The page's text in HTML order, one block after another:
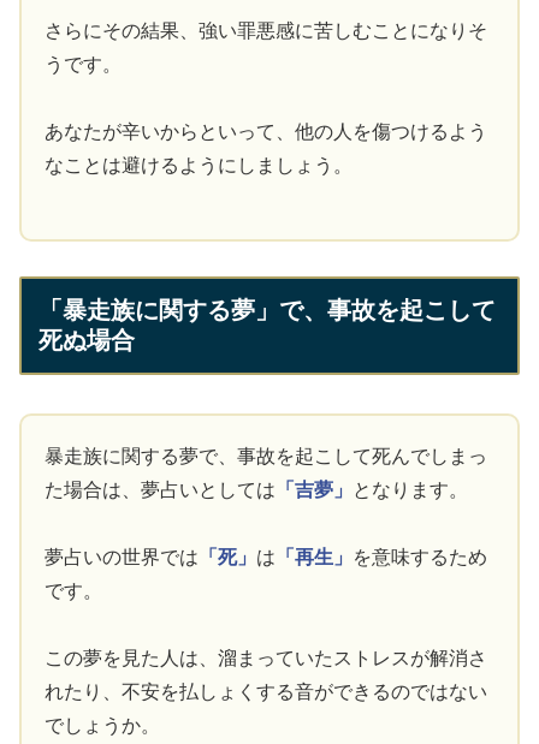
さらにその結果、強い罪悪感に苦しむことになりそ
うです。
あなたが辛いからといって、他の人を傷つけるよう
なことは避けるようにしましょう。
「暴走族に関する夢」で、事故を起こして
死ぬ場合
暴走族に関する夢で、事故を起こして死んでしまっ
た場合は、夢占いとしては 「吉夢」 となります。
夢占いの世界では 「死」 は 「再生」
を意味するため
です。
この夢を見た人は、溜まっていたストレスが解消さ
れたり、不安を払しょくする音ができるのではない
でしょうか。